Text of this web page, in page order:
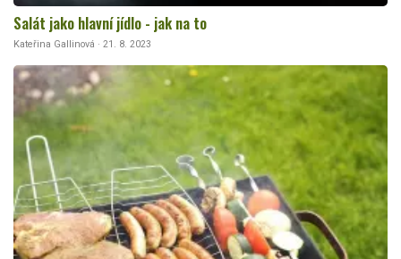
Salát jako hlavní jídlo - jak na to
Kateřina Gallinová · 21. 8. 2023